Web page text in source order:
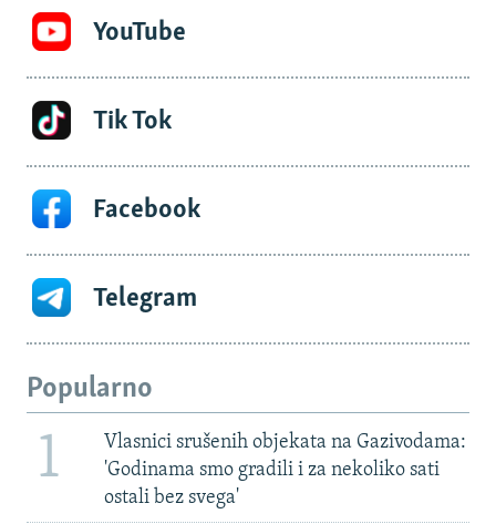
YouTube
Tik Tok
Facebook
Telegram
Popularno
1
Vlasnici srušenih objekata na Gazivodama:
'Godinama smo gradili i za nekoliko sati
ostali bez svega'